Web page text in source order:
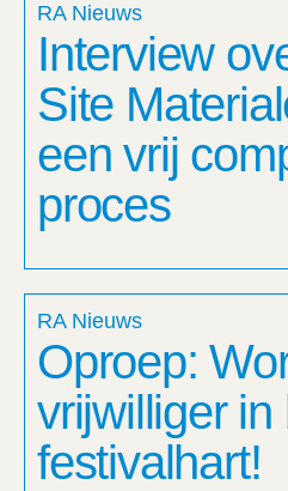
RA Nieuws
Interview
Site
een vrij
proces
RA Nieuws
Oproep:
vrijwilliger in
festivalhart!